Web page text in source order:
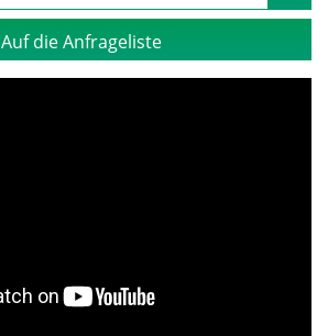
Auf die Anfrageliste